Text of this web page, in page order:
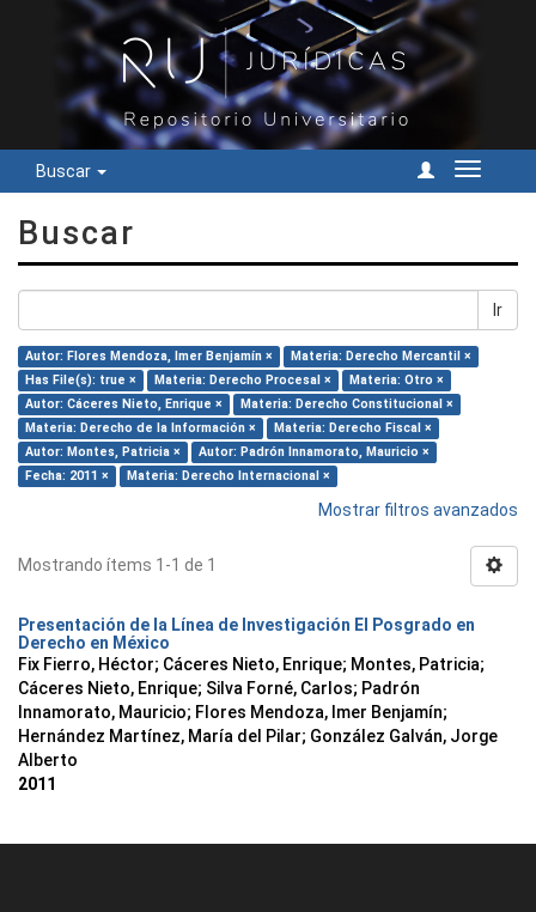
Buscar
Cambiar
Buscar
Ir
Autor: Flores Mendoza, Imer Benjamín ×
Materia: Derecho Mercantil ×
Has File(s): true ×
Materia: Derecho Procesal ×
Materia: Otro ×
Autor: Cáceres Nieto, Enrique ×
Materia: Derecho Constitucional ×
Materia: Derecho de la Información ×
Materia: Derecho Fiscal ×
Autor: Montes, Patricia ×
Autor: Padrón Innamorato, Mauricio ×
Fecha: 2011 ×
Materia: Derecho Internacional ×
Mostrar filtros avanzados
Mostrando ítems 1-1 de 1
Presentación de la Línea de Investigación El Posgrado en
Derecho en México
Fix Fierro, Héctor; Cáceres Nieto, Enrique; Montes, Patricia;
Cáceres Nieto, Enrique; Silva Forné, Carlos; Padrón
Innamorato, Mauricio; Flores Mendoza, Imer Benjamín;
Hernández Martínez, María del Pilar; González Galván, Jorge
Alberto
2011